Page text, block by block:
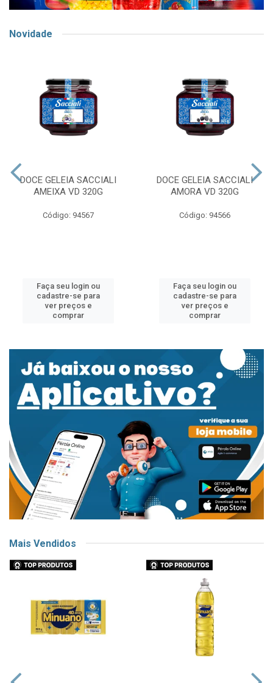
Novidade
DOCE GELEIA SACCIALI
AMEIXA VD 320G
Código: 94567
Faça seu login ou
cadastre-se para
ver preços e
comprar
DOCE GELEIA SACCIALI
AMORA VD 320G
Código: 94566
Faça seu login ou
cadastre-se para
ver preços e
comprar
Mais Vendidos